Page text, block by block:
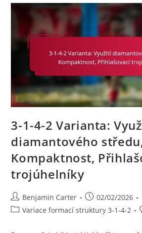
Na
4-
2,
Vs.
Hra,
Strategické
Změny
3-1-4-2 Varianta:
diamantového
Kompaktnost,
trojúhelníky
Post
author:
Benjamin Carter
Post
published:
02/02/2026
PostVariace formací struktury 3-1-4-2